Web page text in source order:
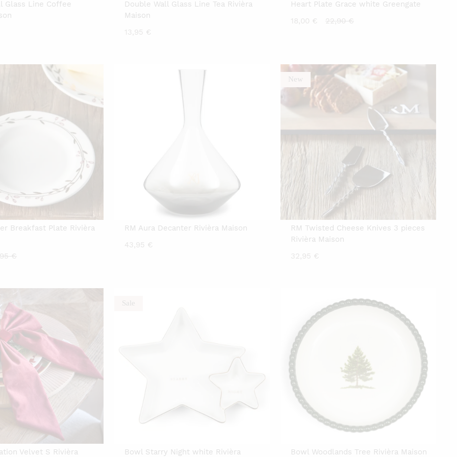
Glass Line Coffee
Double Wall Glass Line Tea Rivièra
Maison
13,95 €
Heart Plate Grace white Greengate
18,00 €
Current
22,90€Original
Breakfast Plate Rivièra
€Original
RM Aura Decanter Rivièra Maison
43,95 €
New
RM Twisted Cheese Knives 3 pieces
Rivièra Maison
32,95 €
Velvet S Rivièra
Sale
Bowl Starry Night white Rivièra
Bowl Woodlands Tree Rivièra Maison